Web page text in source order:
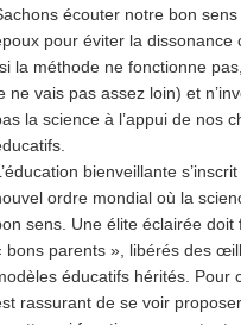
écouter notre bon
pour éviter la dissonance
la méthode ne fonctionne
ne vais pas assez loin) et
la science à l’appui de nos
bienveillante
ordre mondial où la
sens. Une élite éclairée doit
bons parents », libérés des
éducatifs hérités. Pour
rassurant de se voir